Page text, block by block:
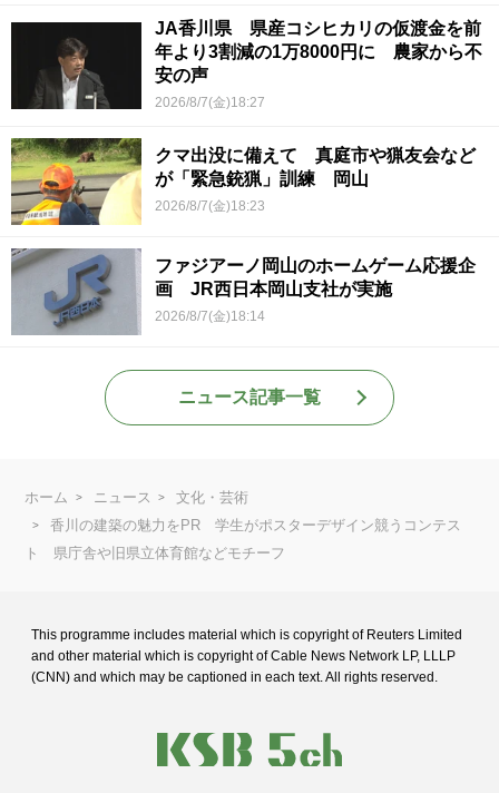
JA香川県 県産コシヒカリの仮渡金を前
年より3割減の1万8000円に 農家から不
安の声
2026/8/7(金)18:27
クマ出没に備えて 真庭市や猟友会など
が「緊急銃猟」訓練 岡山
2026/8/7(金)18:23
ファジアーノ岡山のホームゲーム応援企
画 JR西日本岡山支社が実施
2026/8/7(金)18:14
ニュース記事一覧
ホーム ニュース
文化・芸術
香川の建築の魅力をPR 学生がポスターデザイン競うコンテス
ト 県庁舎や旧県立体育館などモチーフ
This programme includes material which is copyright of Reuters Limited
and other material which is copyright of Cable News Network LP, LLLP
(CNN) and which may be captioned in each text. All rights reserved.